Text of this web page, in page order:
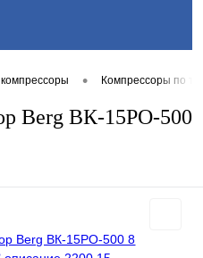
• Компрессоры по
Berg ВК-15РО-500